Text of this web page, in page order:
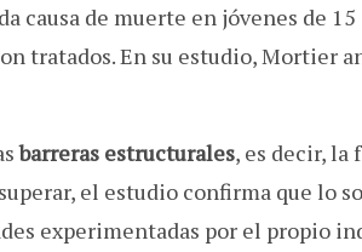
causa de muerte en jóvenes de
tratados. En su estudio, Mortier
barreras estructurales, es decir, la
el estudio confirma que lo
experimentadas por el propio